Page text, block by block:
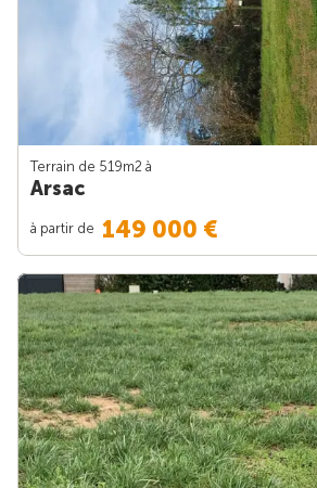
Terrain de 519m2 à
Arsac
à partir de 149 000 €